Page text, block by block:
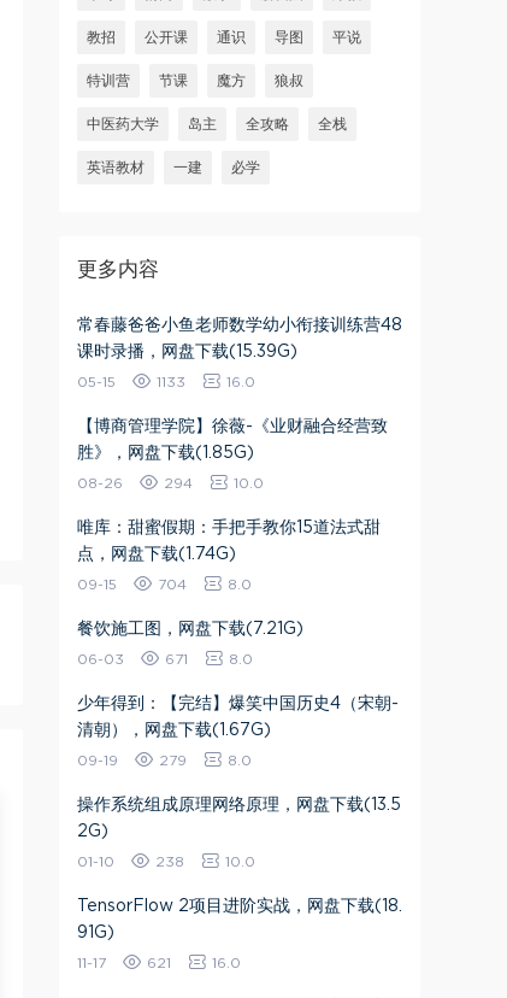
教招 公开课 通识 导图 平说
特训营 节课 魔方 狼叔
中医药大学 岛主 全攻略 全栈
英语教材 一建 必学
更多内容
常春藤爸爸小鱼老师数学幼小衔接训练营48
课时录播，网盘下载(15.39G)
05-15 1133 16.0
【博商管理学院】徐薇-《业财融合经营致
胜》，网盘下载(1.85G)
08-26 294 10.0
唯库：甜蜜假期：手把手教你15道法式甜
点，网盘下载(1.74G)
09-15 704 8.0
餐饮施工图，网盘下载(7.21G)
06-03 671 8.0
少年得到：【完结】爆笑中国历史4（宋朝-
清朝），网盘下载(1.67G)
09-19 279 8.0
操作系统组成原理网络原理，网盘下载(13.5
2G)
01-10 238 10.0
TensorFlow 2项目进阶实战，网盘下载(18.
91G)
11-17 621 16.0